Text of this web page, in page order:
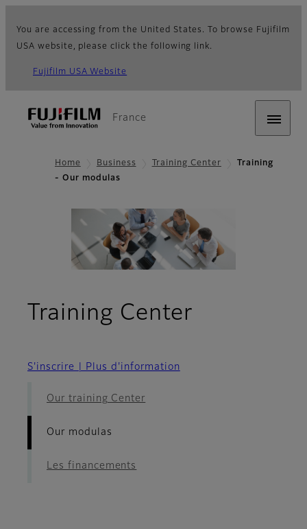
You are accessing from the United States. To browse Fujifilm
USA website, please click the following link.
Fujifilm USA Website
France
Home Business Training Center
Training
- Our modulas
Training Center
S'inscrire | Plus d'information
Our training Center
Our modulas
Les financements